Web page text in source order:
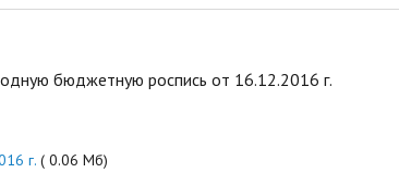
бюджетную роспись от 16.12.2016 г.
г. ( 0.06 Мб)